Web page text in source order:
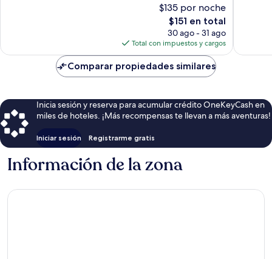
$135 por noche
El
precio
actual
es
de
$151
$151 en total
30 ago - 31 ago
Total con impuestos y cargos
Comparar propiedades similares
Inicia sesión y reserva para acumular crédito OneKeyCash en
miles de hoteles. ¡Más recompensas te llevan a más aventuras!
Iniciar sesión Registrarme gratis
Información de la zona